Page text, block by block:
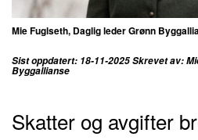
Mie Fuglseth, Daglig leder Grønn
Sist oppdatert: 18-11-2025 Skrevet av:
Byggallianse
Skatter og avgifter